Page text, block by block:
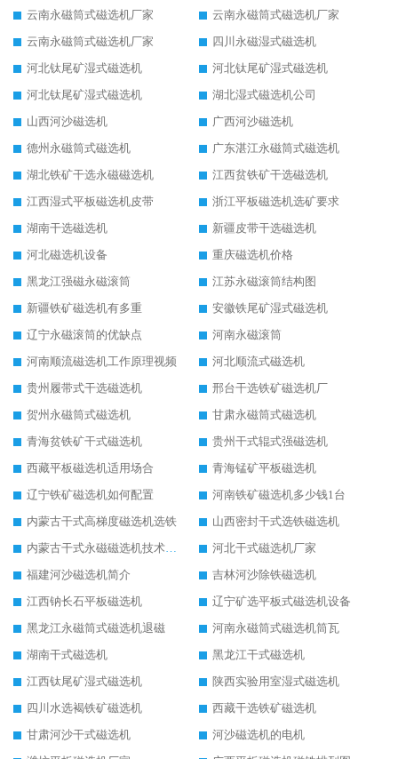
云南永磁筒式磁选机厂家
云南永磁筒式磁选机厂家
云南永磁筒式磁选机厂家
四川永磁湿式磁选机
河北钛尾矿湿式磁选机
河北钛尾矿湿式磁选机
河北钛尾矿湿式磁选机
湖北湿式磁选机公司
山西河沙磁选机
广西河沙磁选机
德州永磁筒式磁选机
广东湛江永磁筒式磁选机
湖北铁矿干选永磁磁选机
江西贫铁矿干选磁选机
江西湿式平板磁选机皮带
浙江平板磁选机选矿要求
湖南干选磁选机
新疆皮带干选磁选机
河北磁选机设备
重庆磁选机价格
黑龙江强磁永磁滚筒
江苏永磁滚筒结构图
新疆铁矿磁选机有多重
安徽铁尾矿湿式磁选机
辽宁永磁滚筒的优缺点
河南永磁滚筒
河南顺流磁选机工作原理视频
河北顺流式磁选机
贵州履带式干选磁选机
邢台干选铁矿磁选机厂
贺州永磁筒式磁选机
甘肃永磁筒式磁选机
青海贫铁矿干式磁选机
贵州干式辊式强磁选机
西藏平板磁选机适用场合
青海锰矿平板磁选机
辽宁铁矿磁选机如何配置
河南铁矿磁选机多少钱1台
内蒙古干式高梯度磁选机选铁
山西密封干式选铁磁选机
内蒙古干式永磁磁选机技术要求
河北干式磁选机厂家
福建河沙磁选机简介
吉林河沙除铁磁选机
江西钠长石平板磁选机
辽宁矿选平板式磁选机设备
黑龙江永磁筒式磁选机退磁
河南永磁筒式磁选机筒瓦
湖南干式磁选机
黑龙江干式磁选机
江西钛尾矿湿式磁选机
陕西实验用室湿式磁选机
四川水选褐铁矿磁选机
西藏干选铁矿磁选机
甘肃河沙干式磁选机
河沙磁选机的电机